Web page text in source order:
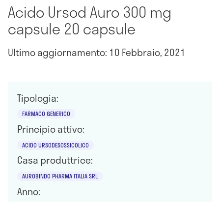
Acido Ursod Auro 300 mg
capsule 20 capsule
Ultimo aggiornamento: 10 Febbraio, 2021
Tipologia:
FARMACO GENERICO
Principio attivo:
ACIDO URSODESOSSICOLICO
Casa produttrice:
AUROBINDO PHARMA ITALIA SRL
Anno: